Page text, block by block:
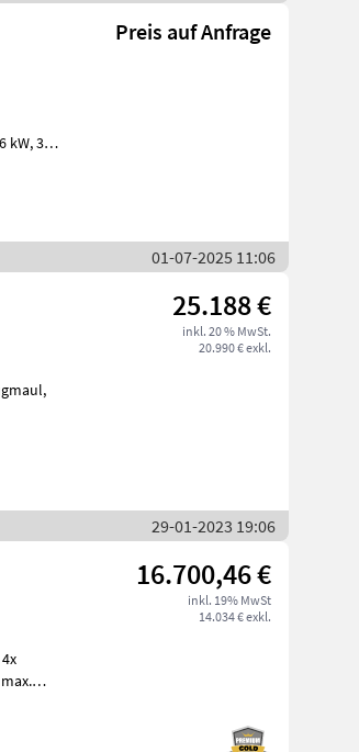
Preis auf Anfrage
3
01-07-2025 11:06
25.188 €
inkl. 20 % MwSt.
20.990 € exkl.
29-01-2023 19:06
16.700,46 €
inkl. 19% MwSt
14.034 € exkl.